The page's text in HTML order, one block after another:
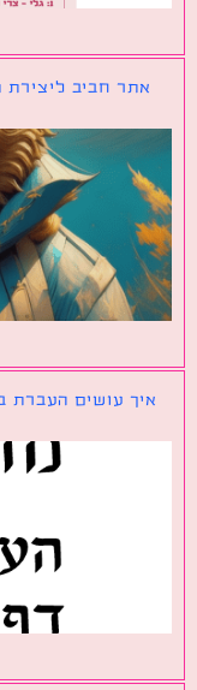
חביב ליצירת תמונות
עושים העברת בעלות